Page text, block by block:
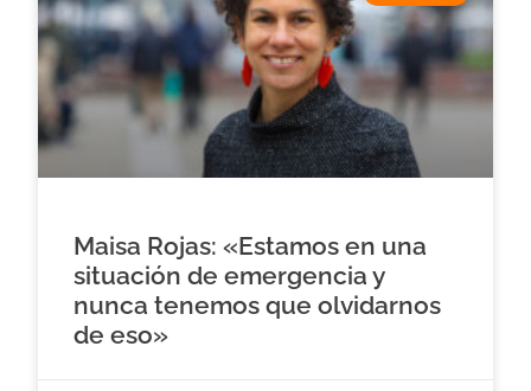
Maisa Rojas: «Estamos en una
situación de emergencia y
nunca tenemos que olvidarnos
de eso»